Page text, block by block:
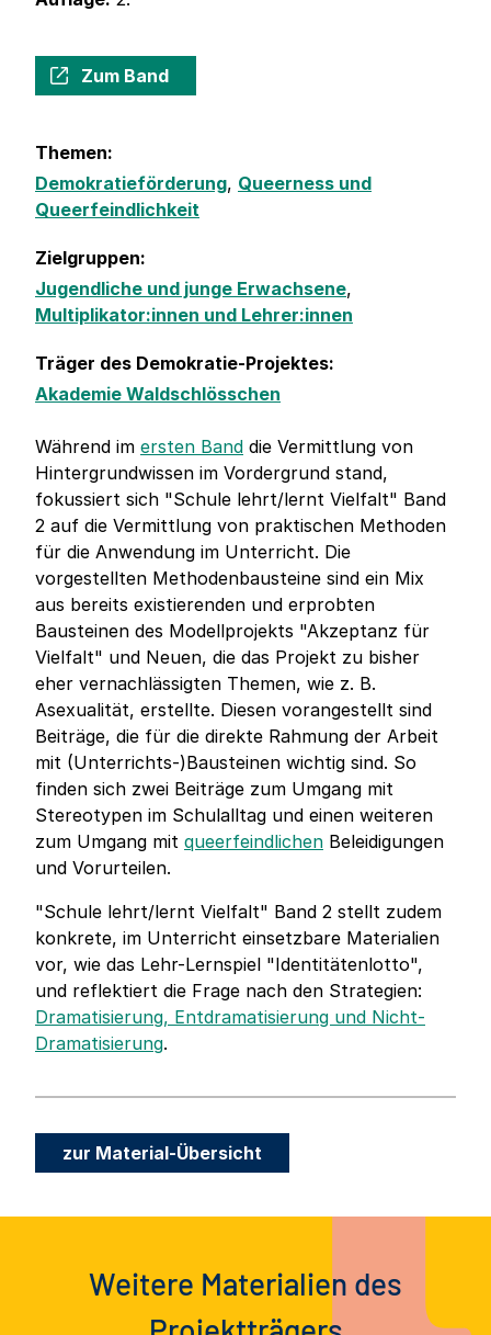
Zum Band
Themen:
Demokratieförderung, Queerness und
Queerfeindlichkeit
Zielgruppen:
Jugendliche und junge Erwachsene,
Multiplikator:innen und Lehrer:innen
Träger des Demokratie-Projektes:
Akademie Waldschlösschen
Während im ersten Band die Vermittlung von
Hintergrundwissen im Vordergrund stand,
fokussiert sich "Schule lehrt/lernt Vielfalt" Band
2 auf die Vermittlung von praktischen Methoden
für die Anwendung im Unterricht. Die
vorgestellten Methodenbausteine sind ein Mix
aus bereits existierenden und erprobten
Bausteinen des Modellprojekts "Akzeptanz für
Vielfalt" und Neuen, die das Projekt zu bisher
eher vernachlässigten Themen, wie z. B.
Asexualität, erstellte. Diesen vorangestellt sind
Beiträge, die für die direkte Rahmung der Arbeit
mit (Unterrichts-)Bausteinen wichtig sind. So
finden sich zwei Beiträge zum Umgang mit
Stereotypen im Schulalltag und einen weiteren
zum Umgang mit queerfeindlichen Beleidigungen
und Vorurteilen.
"Schule lehrt/lernt Vielfalt" Band 2 stellt zudem
konkrete, im Unterricht einsetzbare Materialien
vor, wie das Lehr-Lernspiel "Identitätenlotto",
und reflektiert die Frage nach den Strategien:
Dramatisierung, Entdramatisierung und Nicht-
Dramatisierung.
zur Material-Übersicht
Weitere Materialien des